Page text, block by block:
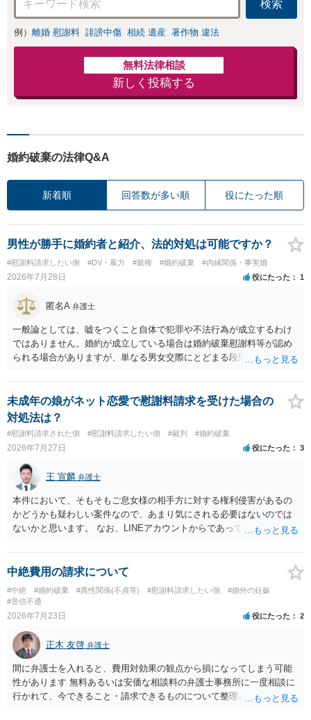
きる解決を目指し
ます。
検索
例） 離婚 慰謝料 誹謗中傷 相続 遺産 著作物 違法
無料法律相談
新しく投稿する
婚約破棄の法律Q&A
新着順 回答数が多い順 役にたった順
男性が勝手に婚約者と紹介、法的対処は可能ですか？
#慰謝料請求したい側 #DV・暴力 #親権 #婚約破棄 #内縁関係・事実婚
2026年7月28日 役にたった 1
匿名A 弁護士
一般論としては、嘘をつくこと自体で犯罪や不法行為が成立するわけ
ではありません。婚約が成立している場合は婚約破棄慰謝料等が認め
られる場合がありますが、単なる男女交際にとどまる段階の場合、独
慰謝料は生じないことが多いと思われます。 お怒りはごもっともです
が、仮に交際を進めたとしても後に相手を信頼できなくなる可能性が
高かったということですので、むしろ結婚しなくてよかったと割り切
って、交際を終わらせるのがよいと思います。
未成年の娘がネット恋愛で慰謝料請求を受けた場合の
対処法は？
#慰謝料請求された側 #慰謝料請求したい側 #裁判 #婚約破棄
2026年7月27日 役にたった 3
王 宣麟 弁護士
本件において、そもそもご息女様の相手方に対する権利侵害があるの
かどうかも疑わしい案件なので、あまり気にされる必要はないのでは
ないかと思います。 なお、LINEアカウントからであっても、そこに紐
るパターンはありえるものの、本件のような精神的損害が発生したと
明確にいえないような案件において開示がなされる可能性も低いので
中絶費用の請求について
#中絶 #婚約破棄 #異性関係(不貞等) #慰謝料請求したい側
#婚外の妊娠
#音信不通
2026年7月23日 役にたった 2
正木 友啓 弁護士
間に弁護士を入れると、費用対効果の観点から損になってしまう可能
性があります 無料あるいは安価な相談料の弁護士事務所に一度相談に
行かれて、今できること・請求できるものについて整理されるのがよ